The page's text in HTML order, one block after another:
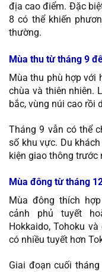
địa cao điểm. Đặc
8 có thể khiến
thường.
Mùa thu từ tháng 9
Mùa thu phù hợp với
chùa và thiên nhiên.
bắc, vùng núi cao rồi
Tháng 9 vẫn có thể
số khu vực. Du
kiện giao thông trước
Mùa đông từ tháng
Mùa đông thích
cảnh phủ tuyết
Hokkaido, Tohoku
có nhiều tuyết hơn
Giai đoạn cuối